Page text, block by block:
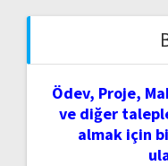
Ödev, Proje,
ve diğer
almak için